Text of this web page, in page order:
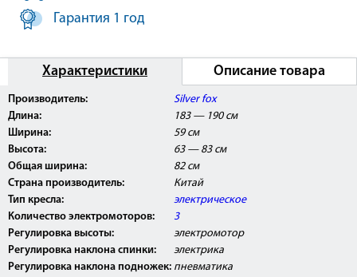
Гарантия 1 год
Характеристики Описание товара
Производитель:
Silver fox
Длина:
183 — 190 см
Ширина:
59 см
Высота:
63 — 83 см
Общая ширина:
82 см
Страна производитель:
Китай
Тип кресла:
электрическое
Количество электромоторов:
3
Регулировка высоты:
электромотор
Регулировка наклона спинки:
электрика
Регулировка наклона подножек: пневматика